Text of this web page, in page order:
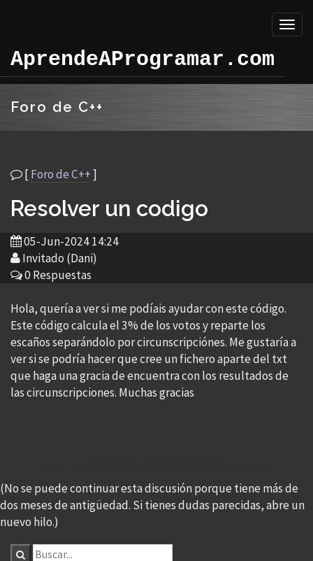
AprendeAProgramar.com
Foro de C++
[Foro de C++]
Resolver un codigo
05-Jun-2024 14:24
Invitado (Dani)
0 Respuestas
Hola, quería a ver si me podíais ayudar con este código.
Este código calcula el 3% de los votos y reparte los
escaños separándolo por circunscripciónes. Me gustaría a
ver si se podría hacer que cree un fichero aparte del txt
que haga una gracia de encuentra con los resultados de
las circunscripciones. Muchas gracias
(No se puede continuar esta discusión porque tiene más de
dos meses de antigüedad. Si tienes dudas parecidas, abre un
nuevo hilo.)